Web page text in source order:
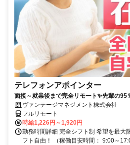
テレフォンアポインター
面接～就業後まで完全リモート✨先輩の95
ヴァンテージマネジメント株式会社
フルリモート
時給1,226円～1,920円
勤務時間詳細 完全シフト制 希望を最大
フト自由！ （稼働目安時間： 9:00～